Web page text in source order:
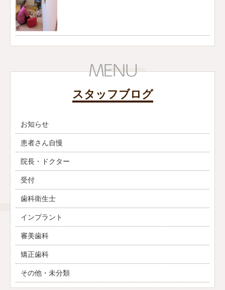
スタッフブログ
お知らせ
患者さん自慢
院長・ドクター
受付
歯科衛生士
インプラント
審美歯科
矯正歯科
その他・未分類